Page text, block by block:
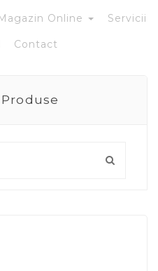
Online Servicii
Contact